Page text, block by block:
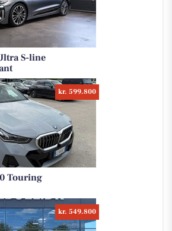
S-line
kr. 599.800
Touring
kr. 549.800